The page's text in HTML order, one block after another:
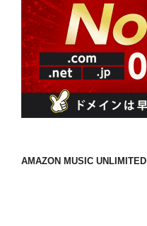
AMAZON MUSIC UNLIMITED